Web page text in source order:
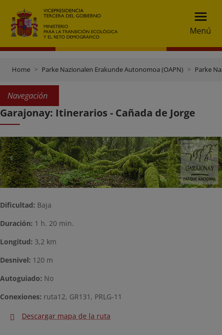
Menú
Home Parke Nazionalen Erakunde Autonomoa (OAPN) Parke
Navegación
Garajonay: Itinerarios - Cañada de Jorge
Dificultad: Baja
Duración: 1 h. 20 min.
Longitud: 3,2 km
Desnivel: 120 m
Autoguiado: No
Conexiones: ruta12, GR131, PRLG-11
Descargar mapa de la ruta